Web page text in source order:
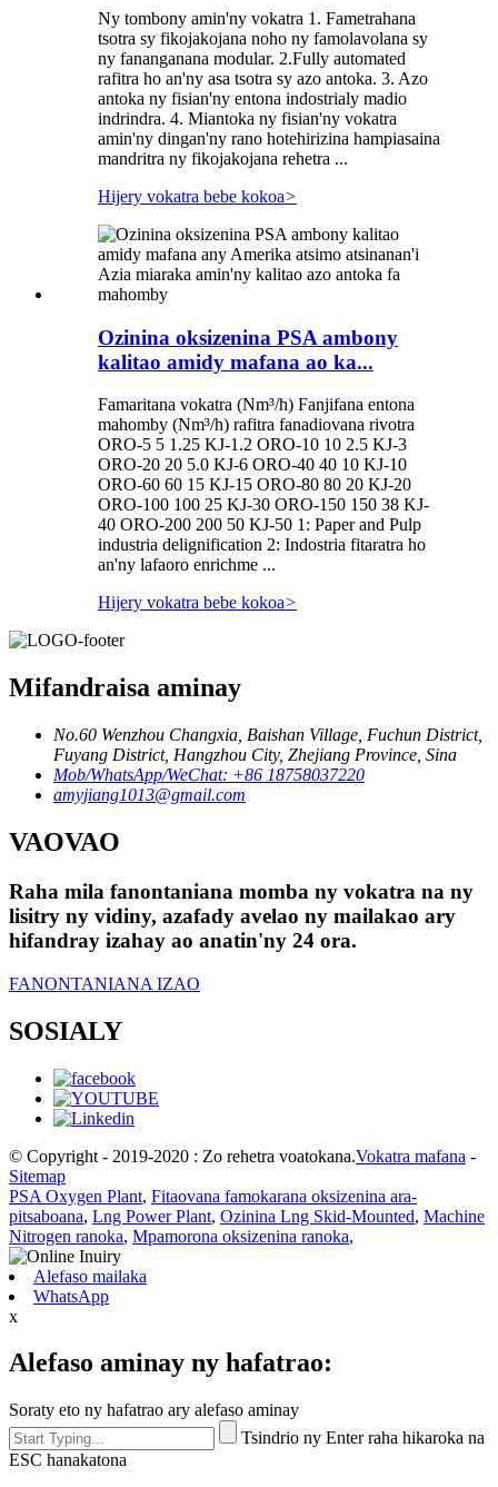
Ny tombony amin'ny vokatra 1. Fametrahana
tsotra sy fikojakojana noho ny famolavolana sy
ny fananganana modular. 2.Fully automated
rafitra ho an'ny asa tsotra sy azo antoka. 3. Azo
antoka ny fisian'ny entona indostrialy madio
indrindra. 4. Miantoka ny fisian'ny vokatra
amin'ny dingan'ny rano hotehirizina hampiasaina
mandritra ny fikojakojana rehetra ...
Hijery vokatra bebe kokoa>
Ozinina oksizenina PSA ambony
kalitao amidy mafana ao ka...
Famaritana vokatra (Nm³/h) Fanjifana entona
mahomby (Nm³/h) rafitra fanadiovana rivotra
ORO-5 5 1.25 KJ-1.2 ORO-10 10 2.5 KJ-3
ORO-20 20 5.0 KJ-6 ORO-40 40 10 KJ-10
ORO-60 60 15 KJ-15 ORO-80 80 20 KJ-20
ORO-100 100 25 KJ-30 ORO-150 150 38 KJ-
40 ORO-200 200 50 KJ-50 1: Paper and Pulp
industria delignification 2: Indostria fitaratra ho
an'ny lafaoro enrichme ...
Hijery vokatra bebe kokoa>
Mifandraisa aminay
No.60 Wenzhou Changxia, Baishan Village, Fuchun District,
Fuyang District, Hangzhou City, Zhejiang Province, Sina
Mob/WhatsApp/WeChat: +86 18758037220
amyjiang1013@gmail.com
VAOVAO
Raha mila fanontaniana momba ny vokatra na ny
lisitry ny vidiny, azafady avelao ny mailakao ary
hifandray izahay ao anatin'ny 24 ora.
FANONTANIANA IZAO
SOSIALY
© Copyright - 2019-2020 : Zo rehetra voatokana.Vokatra mafana -
Sitemap
PSA Oxygen Plant, Fitaovana famokarana oksizenina ara-
pitsaboana, Lng Power Plant, Ozinina Lng Skid-Mounted, Machine
Nitrogen ranoka, Mpamorona oksizenina ranoka,
Alefaso mailaka
WhatsApp
x
Alefaso aminay ny hafatrao:
Soraty eto ny hafatrao ary alefaso aminay
Tsindrio ny Enter raha hikaroka na
ESC hanakatona